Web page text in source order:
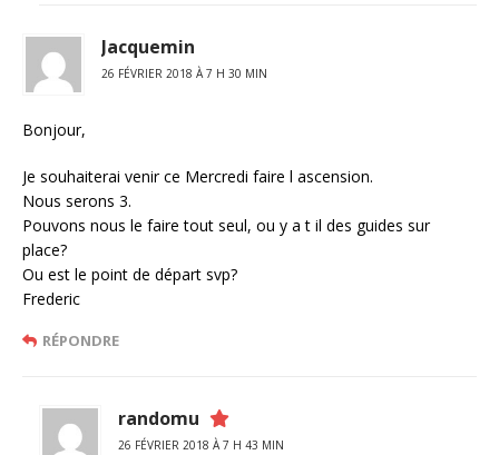
Jacquemin
26 FÉVRIER 2018 À 7 H 30 MIN
Bonjour,
Je souhaiterai venir ce Mercredi faire l ascension.
Nous serons 3.
Pouvons nous le faire tout seul, ou y a t il des guides sur
place?
Ou est le point de départ svp?
Frederic
RÉPONDRE
randomu
26 FÉVRIER 2018 À 7 H 43 MIN